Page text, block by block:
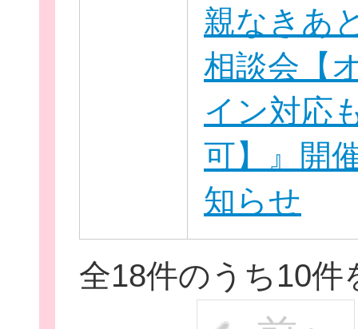
親なきあ
相談会【
イン対応
可】』開
知らせ
全18件のうち10件